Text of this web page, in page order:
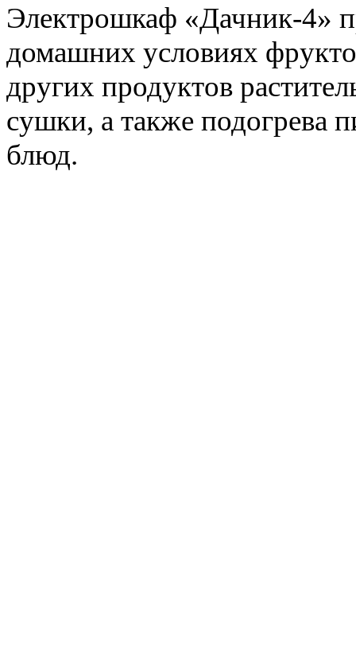
Электрошкаф «Дачник-4»
домашних условиях
других продуктов
сушки, а также подогрева
блюд.